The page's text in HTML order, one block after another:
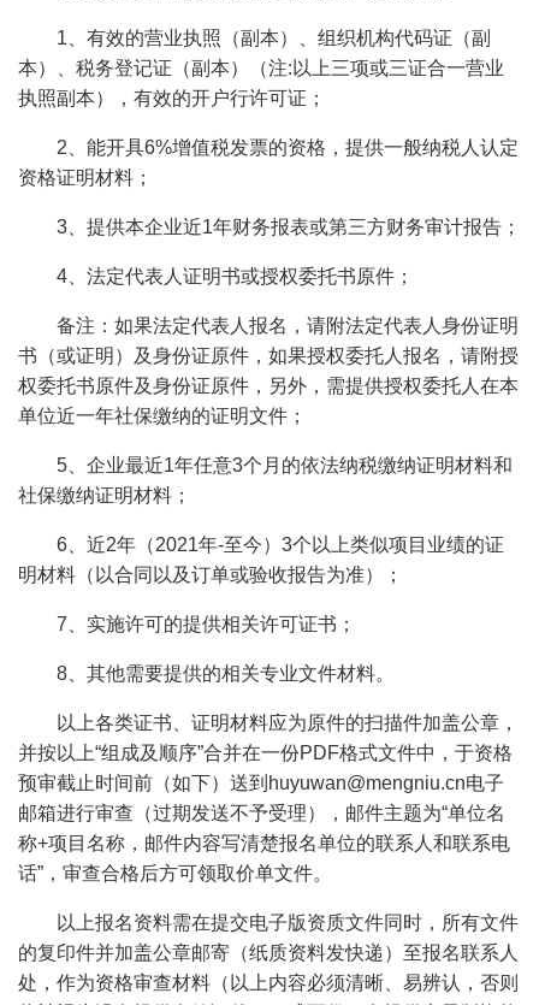
1、有效的营业执照（副本）、组织机构代码证（副
本）、税务登记证（副本）（注:以上三项或三证合一营业
执照副本），有效的开户行许可证；
2、能开具6%增值税发票的资格，提供一般纳税人认定
资格证明材料；
3、提供本企业近1年财务报表或第三方财务审计报告；
4、法定代表人证明书或授权委托书原件；
备注：如果法定代表人报名，请附法定代表人身份证明
书（或证明）及身份证原件，如果授权委托人报名，请附授
权委托书原件及身份证原件，另外，需提供授权委托人在本
单位近一年社保缴纳的证明文件；
5、企业最近1年任意3个月的依法纳税缴纳证明材料和
社保缴纳证明材料；
6、近2年（2021年-至今）3个以上类似项目业绩的证
明材料（以合同以及订单或验收报告为准）；
7、实施许可的提供相关许可证书；
8、其他需要提供的相关专业文件材料。
以上各类证书、证明材料应为原件的扫描件加盖公章，
并按以上“组成及顺序”合并在一份PDF格式文件中，于资格
预审截止时间前（如下）送到huyuwan@mengniu.cn电子
邮箱进行审查（过期发送不予受理），邮件主题为“单位名
称+项目名称，邮件内容写清楚报名单位的联系人和联系电
话”，审查合格后方可领取价单文件。
以上报名资料需在提交电子版资质文件同时，所有文件
的复印件并加盖公章邮寄（纸质资料发快递）至报名联系人
处，作为资格审查材料（以上内容必须清晰、易辨认，否则